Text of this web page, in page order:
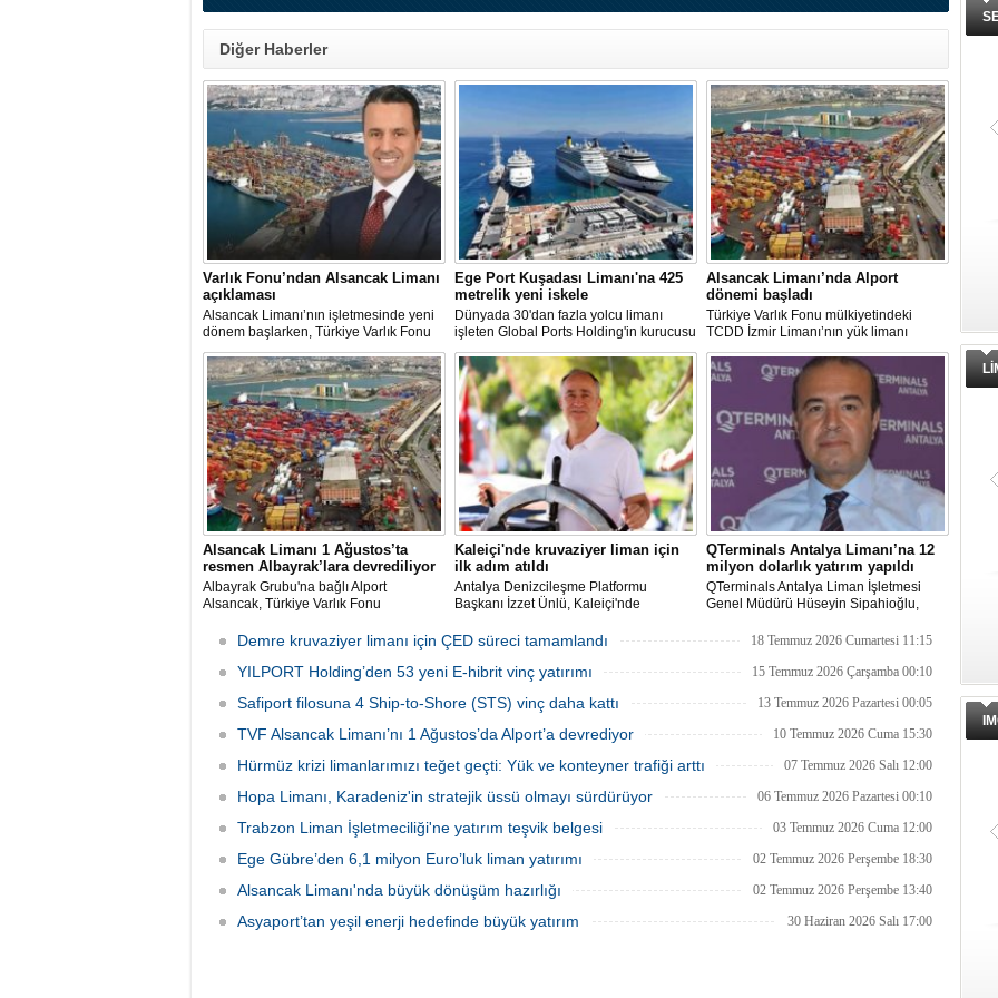
Diğer Haberler
Varlık Fonu’ndan Alsancak Limanı
açıklaması
Alsancak Limanı’nın işletmesinde yeni
dönem başlarken, Türkiye Varlık Fonu
Yatırımlardan Sorumlu Genel Müdür
Yardımcısı Aziz Murat Uluğ, limanda
satış ya da imtiyaz devri yapılmadığını
belirterek, “Yük limanı operasyonlarını
yerli ve milli Alport’a teslim ettik”
açıklamasında bulundu.
Ege Port Kuşadası Limanı'na 425
metrelik yeni iskele
Dünyada 30'dan fazla yolcu limanı
işleten Global Ports Holding'in kurucusu
ve Yönetim Kurulu Başkanı Mehmet
Kutman'ın sahibi olduğu Ege Port
Kuşadası, yeni bir yatırım hamlesine
hazırlanıyor.
Alsancak Limanı’nda Alport
dönemi başladı
Türkiye Varlık Fonu mülkiyetindeki
TCDD İzmir Limanı’nın yük limanı
faaliyetleri, Albayrak Grubu’nun
uluslararası liman işletmeciliği markası
Alport bünyesinde kurulan Alport
Alsancak Liman İşletmeciliği AŞ’ye
devredildi.
Alsancak Limanı 1 Ağustos’ta
resmen Albayrak’lara devrediliyor
Albayrak Grubu'na bağlı Alport
Alsancak, Türkiye Varlık Fonu
yük limanı işletmesini 1 Ağustos 2026
itibarıyla devralacağını liman
kullanıcılarına gönderdiği resmi yazıyla
Kaleiçi'nde kruvaziyer liman için
ilk adım atıldı
Antalya Denizcileşme Platformu
Başkanı İzzet Ünlü, Kaleiçi'nde
Ulaştırma ve Altyapı Bakanlığı 6'ncı
çalışma başlatıldığını açıkladı.
QTerminals Antalya Limanı’na 12
milyon dolarlık yatırım yapıldı
QTerminals Antalya Liman İşletmesi
Genel Müdürü Hüseyin Sipahioğlu,
yatırım yapıldığını, 2026’nın ilk yarısında
yüzde 36 artış yaşandığını söyledi.
Demre kruvaziyer limanı için ÇED süreci tamamlandı 18 Temmuz 2026 Cumartesi 11:15
YILPORT Holding’den 53 yeni E-hibrit vinç yatırımı 15 Temmuz 2026 Çarşamba 00:10
Safiport filosuna 4 Ship-to-Shore (STS) vinç daha kattı 13 Temmuz 2026 Pazartesi 00:05
TVF Alsancak Limanı’nı 1 Ağustos’da Alport’a devrediyor 10 Temmuz 2026 Cuma 15:30
Hürmüz krizi limanlarımızı teğet geçti: Yük ve konteyner trafiği arttı 07 Temmuz 2026 Salı 12:00
Hopa Limanı, Karadeniz'in stratejik üssü olmayı sürdürüyor 06 Temmuz 2026 Pazartesi 00:10
Trabzon Liman İşletmeciliği'ne yatırım teşvik belgesi 03 Temmuz 2026 Cuma 12:00
Ege Gübre’den 6,1 milyon Euro’luk liman yatırımı 02 Temmuz 2026 Perşembe 18:30
Alsancak Limanı'nda büyük dönüşüm hazırlığı 02 Temmuz 2026 Perşembe 13:40
Asyaport’tan yeşil enerji hedefinde büyük yatırım 30 Haziran 2026 Salı 17:00